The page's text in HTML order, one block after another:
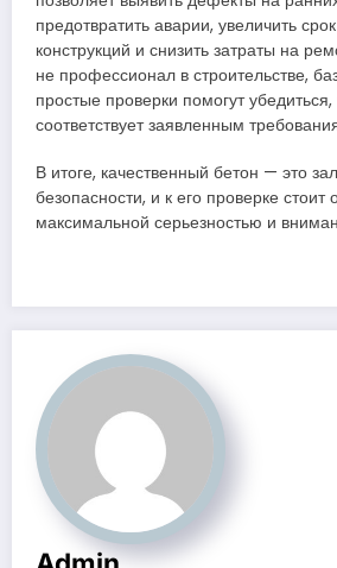
предотвратить аварии, увеличить
конструкций и снизить затраты на
не профессионал в строительстве,
простые проверки помогут убедиться,
соответствует заявленным
В итоге, качественный бетон — это
безопасности, и к его проверке стоит
максимальной серьезностью и